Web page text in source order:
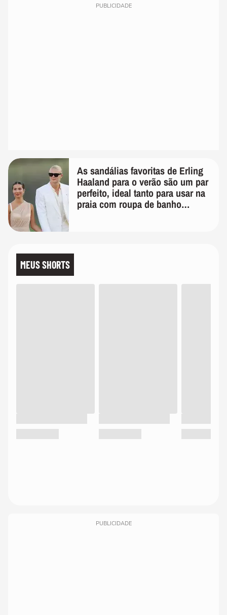
PUBLICIDADE
As sandálias favoritas de Erling
Haaland para o verão são um par
perfeito, ideal tanto para usar na
praia com roupa de banho
MEUS SHORTS
PUBLICIDADE